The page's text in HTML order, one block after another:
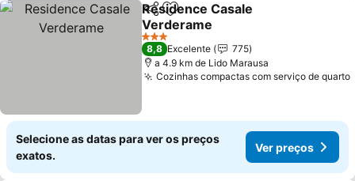
PartilharAdicionar aos favoritos
Residence Casale
Verderame
Ver preços
3 Estrelas
8,8 Excelente
775
a 4.9 km de Lido Marausa
Cozinhas compactas com serviço de quarto
Selecione as datas para ver os preços
exatos.
Ver preços